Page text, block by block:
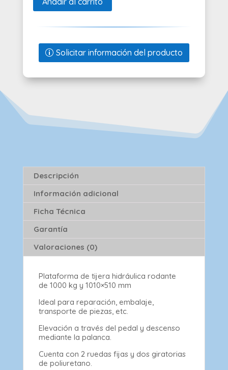
Solicitar información del producto
Descripción
Información adicional
Ficha Técnica
Garantía
Valoraciones (0)
Plataforma de tijera hidráulica rodante
de 1000 kg y 1010×510 mm
Ideal para reparación, embalaje,
transporte de piezas, etc.
Elevación a través del pedal y descenso
mediante la palanca.
Cuenta con 2 ruedas fijas y dos giratorias
de poliuretano.